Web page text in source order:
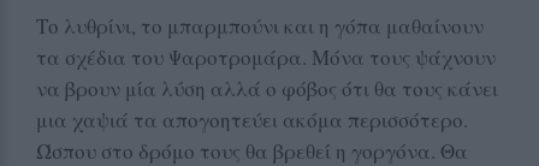
Το λυθρίνι, το μπαρμπούνι και η γόπα μαθαίνουν
τα σχέδια του Ψαροτρομάρα. Μόνα τους ψάχνουν
να βρουν μία λύση αλλά ο φόβος ότι θα τους κάνει
μια χαψιά τα απογοητεύει ακόμα περισσότερο.
Ώσπου στο δρόμο τους θα βρεθεί η γοργόνα. Θα